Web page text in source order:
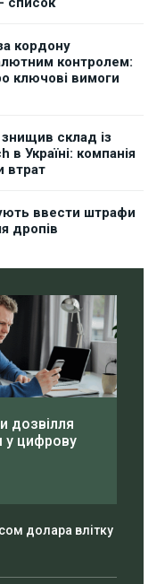
кордону
контролем:
ключові вимоги
склад із
в Україні: компанія
втрат
ввести штрафи
дропів
дозвілля
у цифрову
долара влітку